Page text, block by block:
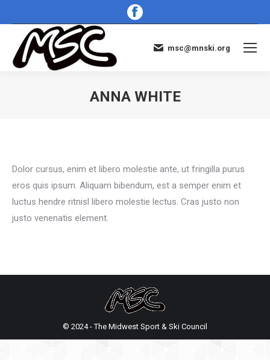
Facebook
page
opens
window
msc@mnski.org
ANNA WHITE
Dolor cursus, enim et libero molestie ante, ut fringilla purus
eros quis ipsum. Aliquam bibendum, est a semper enim et
luctus hendre ritnisl libero molestie lectus. Cras justo non
justo venenatis element.
© 2024 - The Midwest Sport & Ski Council